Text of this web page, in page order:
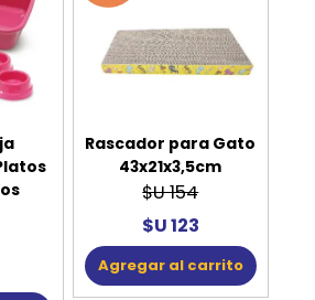
Rascador para Gato
43x21x3,5cm
$U 154
$U 123
Agregar al carrito